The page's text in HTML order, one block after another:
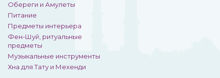
Обереги и Амулеты
Питание
Предметы интерьера
Фен-Шуй, ритуальные
предметы
Музыкальные инструменты
Хна для Тату и Мехенди